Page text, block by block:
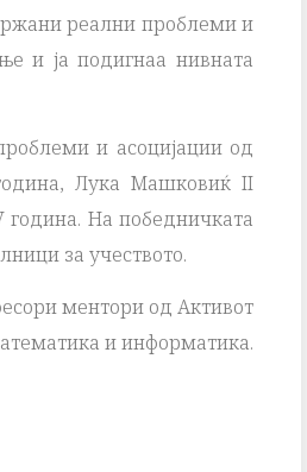
реални проблеми и
и ја подигнаа нивната
и асоцијации од
Лука Машковиќ II
На победничката
за учеството.
ментори од Активот
и информатика.